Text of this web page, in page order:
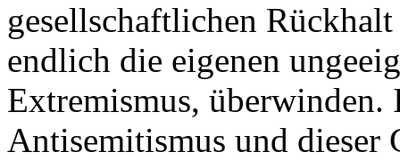
gesellschaftlichen
endlich die eigenen
Extremismus, überwinden.
Antisemitismus und dieser